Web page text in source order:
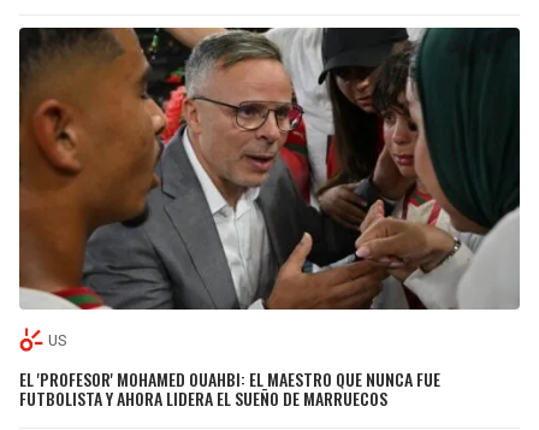
US
EL 'PROFESOR' MOHAMED OUAHBI: EL MAESTRO QUE NUNCA FUE
FUTBOLISTA Y AHORA LIDERA EL SUEÑO DE MARRUECOS